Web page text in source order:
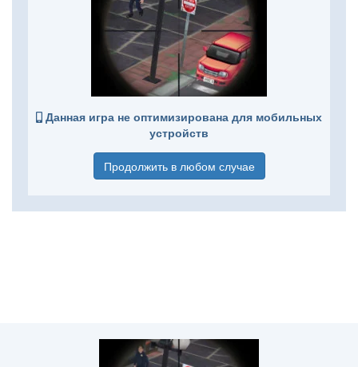
Данная игра не оптимизирована для мобильных
устройств
Продолжить в любом случае